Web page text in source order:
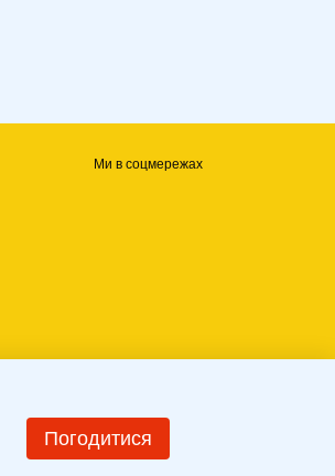
Ми в соцмережах
Погодитися